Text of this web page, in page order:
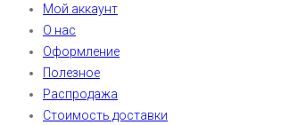
Мой аккаунт
О нас
Оформление
Полезное
Распродажа
Стоимость доставки